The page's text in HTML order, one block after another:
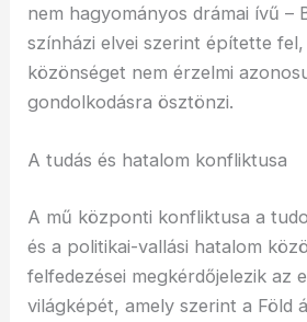
nem hagyományos drámai ívű –
színházi elvei szerint építette fel,
közönséget nem érzelmi
gondolkodásra ösztönzi.
A tudás és hatalom konfliktusa
A mű központi konfliktusa a
és a politikai-vallási hatalom
felfedezései megkérdőjelezik az
világképét, amely szerint a Föld